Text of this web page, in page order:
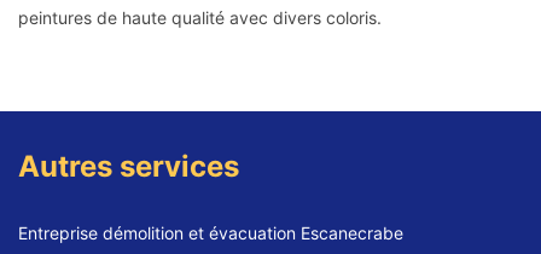
peintures de haute qualité avec divers coloris.
Autres services
Entreprise démolition et évacuation Escanecrabe